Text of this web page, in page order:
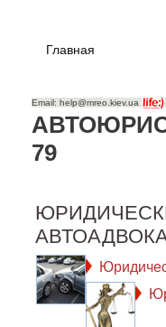
Главная
Email: help@mreo.kiev.ua
79